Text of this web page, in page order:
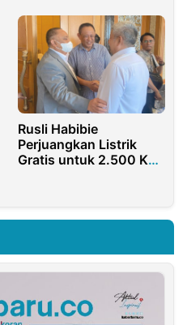
Rusli Habibie
Perjuangkan Listrik
Gratis untuk 2.500 KK